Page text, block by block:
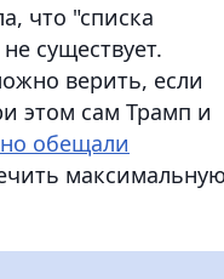
что "списка
существует.
верить, если
этом сам Трамп и
обещали